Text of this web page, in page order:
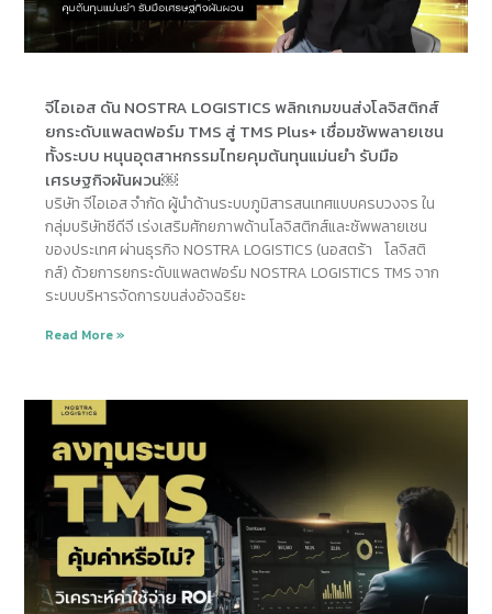
จีไอเอส ดัน NOSTRA LOGISTICS พลิกเกมขนส่งโลจิสติกส์
ยกระดับแพลตฟอร์ม TMS สู่ TMS Plus+ เชื่อมซัพพลายเชน
ทั้งระบบ หนุนอุตสาหกรรมไทยคุมต้นทุนแม่นยำ รับมือ
เศรษฐกิจผันผวน￼
บริษัท จีไอเอส จำกัด ผู้นำด้านระบบภูมิสารสนเทศแบบครบวงจร ใน
กลุ่มบริษัทซีดีจี เร่งเสริมศักยภาพด้านโลจิสติกส์และซัพพลายเชน
ของประเทศ ผ่านธุรกิจ NOSTRA LOGISTICS (นอสตร้า โลจิสติ
กส์) ด้วยการยกระดับแพลตฟอร์ม NOSTRA LOGISTICS TMS จาก
ระบบบริหารจัดการขนส่งอัจฉริยะ
Read More »